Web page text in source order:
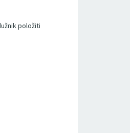
položiti